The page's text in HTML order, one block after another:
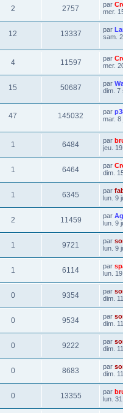
2 2757 par
mer.
12 13337 par
sam.
4 11597 par
mer.
15 50687 par
dim. 7
47 145032 par
mar. 8
1 6484 par
jeu.
1 6464 par
dim.
1 6345 par
lun. 9
2 11459 par
lun. 9
1 9721 par
lun. 9
1 6114 par
lun.
0 9354 par
dim.
0 9534 par
dim.
0 9222 par
dim.
0 8683 par
dim.
0 13355 par
lun.